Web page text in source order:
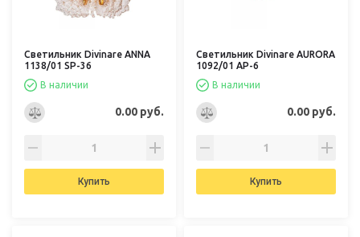
Светильник Divinare ANNA
1138/01 SP-36
В наличии
0.00 руб.
Купить
Светильник Divinare AURORA
1092/01 AP-6
В наличии
0.00 руб.
Купить